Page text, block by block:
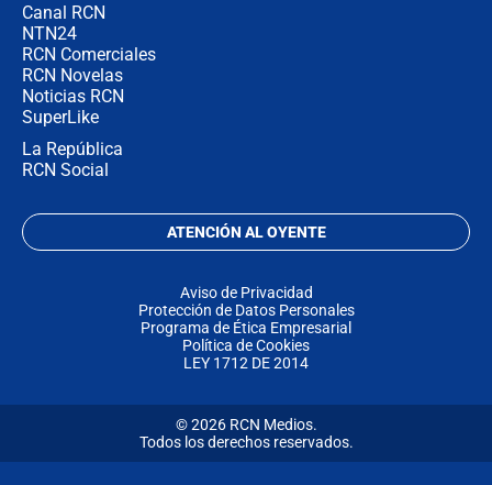
Canal RCN
NTN24
RCN Comerciales
RCN Novelas
Noticias RCN
SuperLike
La República
RCN Social
ATENCIÓN AL OYENTE
Aviso de Privacidad
Protección de Datos Personales
Programa de Ética Empresarial
Política de Cookies
LEY 1712 DE 2014
© 2026 RCN Medios.
Todos los derechos reservados.